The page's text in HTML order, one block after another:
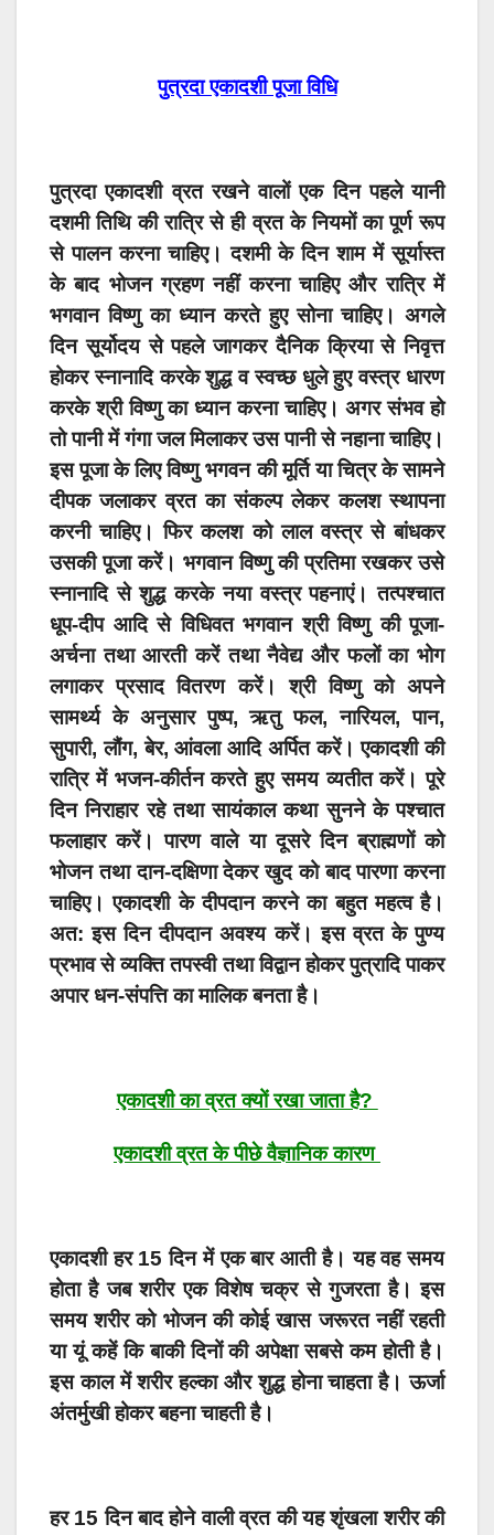
पुत्रदा एकादशी पूजा विधि
पुत्रदा एकादशी व्रत रखने वालों एक दिन पहले यानी
दशमी तिथि की रात्रि से ही व्रत के नियमों का पूर्ण रूप
से पालन करना चाहिए। दशमी के दिन शाम में सूर्यास्त
के बाद भोजन ग्रहण नहीं करना चाहिए और रात्रि में
भगवान विष्णु का ध्यान करते हुए सोना चाहिए। अगले
दिन सूर्योदय से पहले जागकर दैनिक क्रिया से निवृत्त
होकर स्नानादि करके शुद्ध व स्वच्छ धुले हुए वस्त्र धारण
करके श्री विष्‍णु का ध्यान करना चाहिए। अगर संभव हो
तो पानी में गंगा जल मिलाकर उस पानी से नहाना चाहिए।
इस पूजा के लिए विष्णु भगवन की मूर्ति या चित्र के सामने
दीपक जलाकर व्रत का संकल्प लेकर कलश स्थापना
करनी चाहिए। फिर कलश को लाल वस्त्र से बांधकर
उसकी पूजा करें। भगवान विष्णु की प्रतिमा रखकर उसे
स्नानादि से शुद्ध करके नया वस्त्र पहनाएं। तत्पश्चात
धूप-दीप आदि से विधिवत भगवान श्री विष्णु की पूजा-
अर्चना तथा आरती करें तथा नैवेद्य और फलों का भोग
लगाकर प्रसाद वितरण करें। श्री विष्णु को अपने
सामर्थ्य के अनुसार पुष्प, ऋतु फल, नारियल, पान,
सुपारी, लौंग, बेर, आंवला आदि अर्पित करें। एकादशी की
रात्रि में भजन-कीर्तन करते हुए समय व्यतीत करें। पूरे
दिन निराहार रहे तथा सायंकाल कथा सुनने के पश्चात
फलाहार करें। पारण वाले या दूसरे दिन ब्राह्मणों को
भोजन तथा दान-दक्षिणा देकर खुद को बाद पारणा करना
चाहिए। एकादशी के दीपदान करने का बहुत महत्व है।
अत: इस दिन दीपदान अवश्य करें। इस व्रत के पुण्य
प्रभाव से व्यक्ति तपस्वी तथा विद्वान होकर पुत्रादि पाकर
अपार धन-संपत्ति का मालिक बनता है।
एकादशी का व्रत क्यों रखा जाता है?
एकादशी व्रत के पीछे वैज्ञानिक कारण
एकादशी हर 15 दिन में एक बार आती है। यह वह समय
होता है जब शरीर एक विशेष चक्र से गुजरता है। इस
समय शरीर को भोजन की कोई खास जरूरत नहीं रहती
या यूं कहें कि बाकी दिनों की अपेक्षा सबसे कम होती है।
इस काल में शरीर हल्का और शुद्ध होना चाहता है। ऊर्जा
अंतर्मुखी होकर बहना चाहती है।
हर 15 दिन बाद होने वाली व्रत की यह शृंखला शरीर की